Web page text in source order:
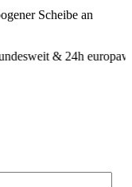
24h europaweit /